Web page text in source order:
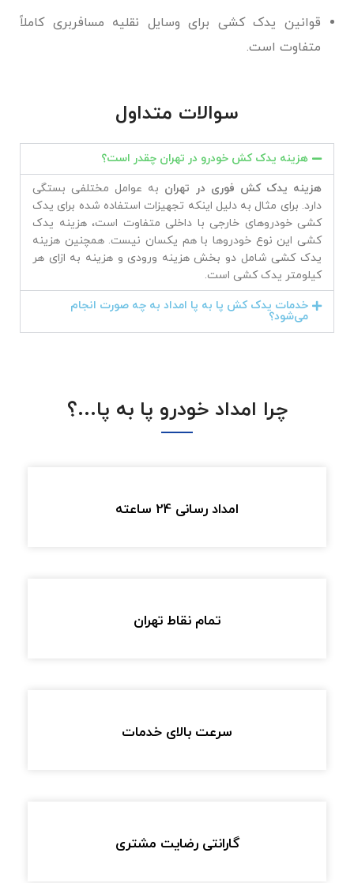
قوانین یدک کشی برای وسایل نقلیه مسافربری کاملاً
متفاوت است.
سوالات متداول
هزینه یدک کش خودرو در تهران چقدر است؟
هزینه یدک کش فوری در تهران به عوامل مختلفی بستگی
دارد. برای مثال به دلیل اینکه تجهیزات استفاده شده برای یدک
کشی خودروهای خارجی با داخلی متفاوت است، هزینه یدک
کشی این نوع خودروها با هم یکسان نیست. همچنین هزینه
یدک کشی شامل دو بخش هزینه ورودی و هزینه به ازای هر
کیلومتر یدک کشی است.
خدمات یدک کش پا به پا امداد به چه صورت انجام
می‌شود؟
چرا امداد خودرو پا به پا...؟
امداد رسانی 24 ساعته
تمام نقاط تهران
سرعت بالای خدمات
گارانتی رضایت مشتری